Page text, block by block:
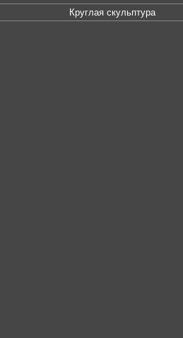
Круглая скульптура